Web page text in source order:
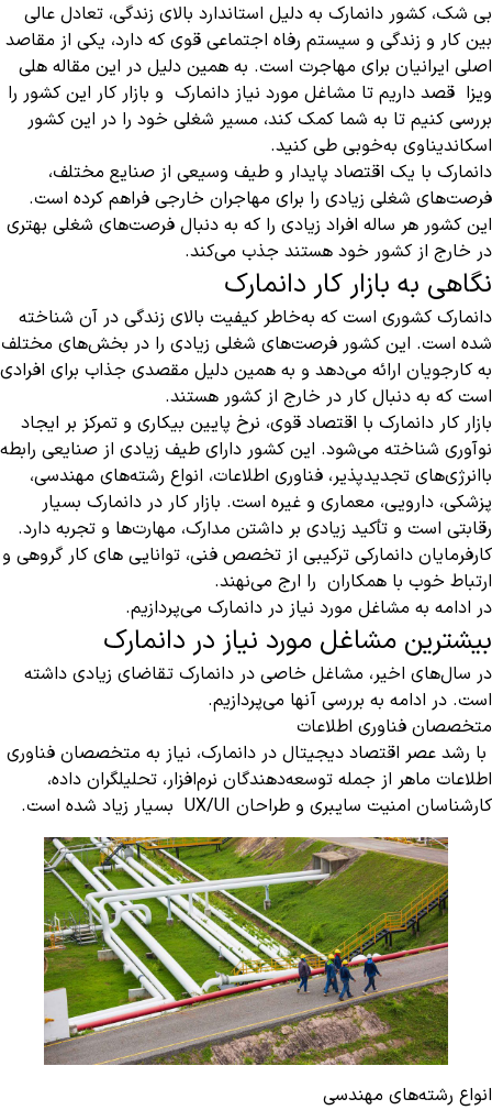
بی شک، کشور دانمارک به دلیل استاندارد بالای زندگی، تعادل عالی
بین کار و زندگی و سیستم رفاه اجتماعی قوی که دارد، یکی از مقاصد
اصلی ایرانیان برای مهاجرت است. به همین دلیل در این مقاله هلی
ویزا قصد داریم تا مشاغل مورد نیاز دانمارک و بازار کار این کشور را
بررسی کنیم تا به شما کمک کند، مسیر شغلی خود را در این کشور
اسکاندیناوی به‌خوبی طی کنید.
دانمارک با یک اقتصاد پایدار و طیف وسیعی از صنایع مختلف،
فرصت‌های شغلی زیادی را برای مهاجران خارجی فراهم کرده است.
این کشور هر ساله افراد زیادی را که به دنبال فرصت‌های شغلی بهتری
در خارج از کشور خود هستند جذب می‌کند.
نگاهی به بازار کار دانمارک
دانمارک کشوری است که به‌خاطر کیفیت بالای زندگی در آن شناخته
شده است. این کشور فرصت‌های شغلی زیادی را در بخش‌های مختلف
به کارجویان ارائه می‌دهد و به همین دلیل مقصدی جذاب برای افرادی
است که به دنبال کار در خارج از کشور هستند.
بازار کار دانمارک با اقتصاد قوی، نرخ پایین بیکاری و تمرکز بر ایجاد
نوآوری شناخته می‌شود. این کشور دارای طیف زیادی از صنایعی رابطه
باانرژی‌های تجدیدپذیر، فناوری اطلاعات، انواع رشته‌های مهندسی،
پزشکی، دارویی، معماری و غیره است. بازار کار در دانمارک بسیار
رقابتی است و تأکید زیادی بر داشتن مدارک، مهارت‌ها و تجربه دارد.
کارفرمایان دانمارکی ترکیبی از تخصص فنی، توانایی های کار گروهی و
ارتباط خوب با همکاران را ارج می‌نهند.
در ادامه به مشاغل مورد نیاز در دانمارک می‌پردازیم.
بیشترین مشاغل مورد نیاز در دانمارک
در سال‌های اخیر، مشاغل خاصی در دانمارک تقاضای زیادی داشته
است. در ادامه به بررسی آنها می‌پردازیم.
متخصصان فناوری اطلاعات
با رشد عصر اقتصاد دیجیتال در دانمارک، نیاز به متخصصان فناوری
اطلاعات ماهر از جمله توسعه‌دهندگان نرم‌افزار، تحلیلگران داده،
کارشناسان امنیت سایبری و طراحان UX/UI بسیار زیاد شده است.
انواع رشته‌های مهندسی